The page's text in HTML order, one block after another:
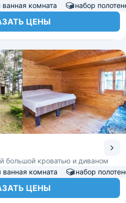
ванная комната набор
ЦЕНЫ
большой кроватью и диваном
ванная комната набор
ЦЕНЫ